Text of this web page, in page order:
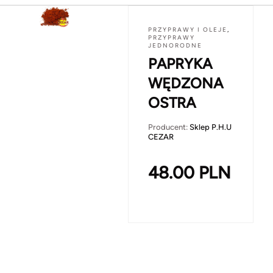
PRZYPRAWY I OLEJE ,
PRZYPRAWY
JEDNORODNE
PAPRYKA
WĘDZONA
OSTRA
Producent: Sklep P.H.U
CEZAR
48.00PLN